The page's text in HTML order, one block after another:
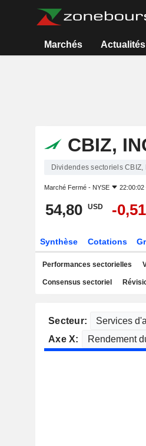
Marchés Actualités
CBIZ,
Dividendes sectoriels CBIZ,
Marché Fermé - NYSE 22:00:02
54,80 USD -
Synthèse Cotations
Performances sectorielles
Consensus sectoriel
Secteur:
Axe X: